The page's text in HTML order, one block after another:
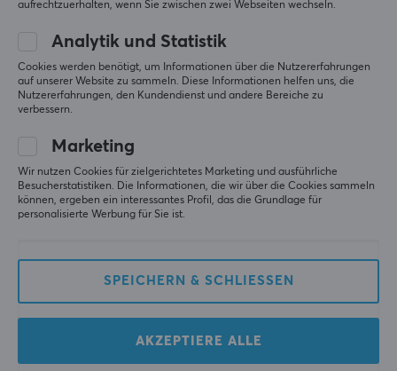
Retro
Unglaublich praktisch, besonders wenn man schon
ein GAN-Schnellladegerät hat oder eines kaufen
möchte. Lädt alles (USB C) effizient und schnell auf.
UGREEN Schnelles Aufladen USB-C zu USB-C PD 240W Kabel 1m - Space Gray
1 liken
Gute Qualität, nichts Negatives zu sagen.
Original anzeigen
aufrechtzuerhalten, wenn Sie zwischen zwei Webseiten wechseln.
Analytik und Statistik
Cookies werden benötigt, um Informationen über die Nutzererfahrungen
auf unserer Website zu sammeln. Diese Informationen helfen uns, die
Nutzererfahrungen, den Kundendienst und andere Bereiche zu
verbessern.
Marketing
Wir nutzen Cookies für zielgerichtetes Marketing und ausführliche
Besucherstatistiken. Die Informationen, die wir über die Cookies sammeln
können, ergeben ein interessantes Profil, das die Grundlage für
personalisierte Werbung für Sie ist.
SPEICHERN & SCHLIESSEN
AKZEPTIERE ALLE